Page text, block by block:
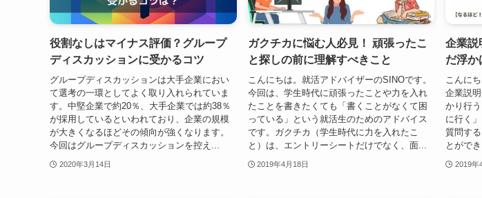
役割なしはマイナス評価？グループ
ディスカッションに受かるコツ
グループディスカッションは大手企業におい
て選考の一環としてよく取り入れられていま
す。中堅企業で約20％、大手企業では約38％
が採用しているといわれており、企業の規模
が大きくなるほどその傾向が強くなります。
今回はグループディスカッションを控え...
2020年3月14日
ガクチカに悩む人必見！ 頑張ったこ
と探しの前に理解すべきこと
こんにちは。就活アドバイザーのSINOです。
今回は、学生時代に頑張ったことや力を入れ
たことを書きたくても「書くことがなくて困
っている」という就活生のためのアドバイス
です。ガクチカ（学生時代に力を入れたこ
と）は、エントリーシートだけでなく、面...
2019年4月18日
企業説
だ浮か
こんに
企業説
かり行
に行く
質問す
とがで
2019年